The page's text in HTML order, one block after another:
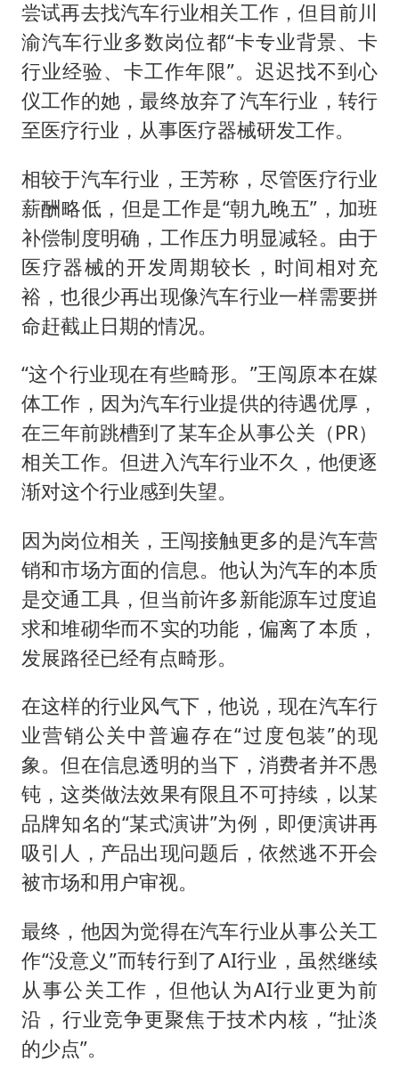
尝试再去找汽车行业相关工作，但目前川
渝汽车行业多数岗位都“卡专业背景、卡
行业经验、卡工作年限”。迟迟找不到心
仪工作的她，最终放弃了汽车行业，转行
至医疗行业，从事医疗器械研发工作。
相较于汽车行业，王芳称，尽管医疗行业
薪酬略低，但是工作是“朝九晚五”，加班
补偿制度明确，工作压力明显减轻。由于
医疗器械的开发周期较长，时间相对充
裕，也很少再出现像汽车行业一样需要拼
命赶截止日期的情况。
“这个行业现在有些畸形。”王闯原本在媒
体工作，因为汽车行业提供的待遇优厚，
在三年前跳槽到了某车企从事公关（PR）
相关工作。但进入汽车行业不久，他便逐
渐对这个行业感到失望。
因为岗位相关，王闯接触更多的是汽车营
销和市场方面的信息。他认为汽车的本质
是交通工具，但当前许多新能源车过度追
求和堆砌华而不实的功能，偏离了本质，
发展路径已经有点畸形。
在这样的行业风气下，他说，现在汽车行
业营销公关中普遍存在“过度包装”的现
象。但在信息透明的当下，消费者并不愚
钝，这类做法效果有限且不可持续，以某
品牌知名的“某式演讲”为例，即便演讲再
吸引人，产品出现问题后，依然逃不开会
被市场和用户审视。
最终，他因为觉得在汽车行业从事公关工
作“没意义”而转行到了AI行业，虽然继续
从事公关工作，但他认为AI行业更为前
沿，行业竞争更聚焦于技术内核，“扯淡
的少点”。